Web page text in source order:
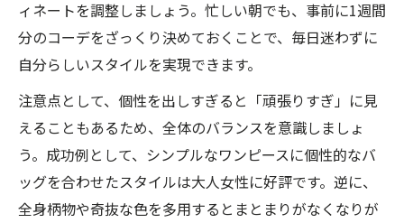
ィネートを調整しましょう。忙しい朝でも、事前に1週間
分のコーデをざっくり決めておくことで、毎日迷わずに
自分らしいスタイルを実現できます。
注意点として、個性を出しすぎると「頑張りすぎ」に見
えることもあるため、全体のバランスを意識しましょ
う。成功例として、シンプルなワンピースに個性的なバ
ッグを合わせたスタイルは大人女性に好評です。逆に、
全身柄物や奇抜な色を多用するとまとまりがなくなりが